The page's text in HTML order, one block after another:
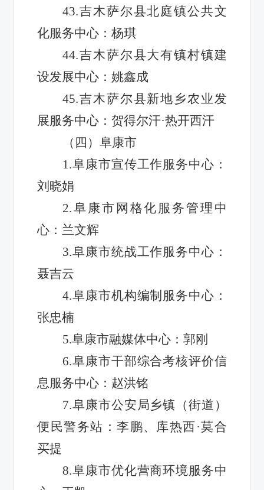
43.吉木萨尔县北庭镇公共文
化服务中心：杨琪
44.吉木萨尔县大有镇村镇建
设发展中心：姚鑫成
45.吉木萨尔县新地乡农业发
展服务中心：贺得尔汗·热开西汗
（四）阜康市
1.阜康市宣传工作服务中心：
刘晓娟
2.阜康市网格化服务管理中
心：兰文辉
3.阜康市统战工作服务中心：
聂吉云
4.阜康市机构编制服务中心：
张忠楠
5.阜康市融媒体中心：郭刚
6.阜康市干部综合考核评价信
息服务中心：赵洪铭
7.阜康市公安局乡镇（街道）
便民警务站：李鹏、库热西·莫合
买提
8.阜康市优化营商环境服务中